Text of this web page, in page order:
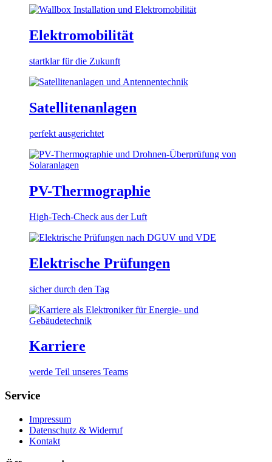
Elektromobilität
startklar für die Zukunft
Satellitenanlagen
perfekt ausgerichtet
PV-Thermographie
High-Tech-Check aus der Luft
Elektrische Prüfungen
sicher durch den Tag
Karriere
werde Teil unseres Teams
Service
Impressum
Datenschutz & Widerruf
Kontakt